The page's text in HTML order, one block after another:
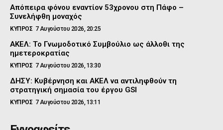
Απόπειρα φόνου εναντίον 53χρονου στη Πάφο –
Συνελήφθη μοναχός
ΚΥΠΡΟΣ 7 Αυγούστου 2026, 20:25
ΑΚΕΛ: Το Γνωμοδοτικό Συμβούλιο ως άλλοθι της
ημετεροκρατίας
ΚΥΠΡΟΣ 7 Αυγούστου 2026, 13:30
ΔΗΣΥ: Κυβέρνηση και ΑΚΕΛ να αντιληφθούν τη
στρατηγική σημασία του έργου GSI
ΚΥΠΡΟΣ 7 Αυγούστου 2026, 13:11